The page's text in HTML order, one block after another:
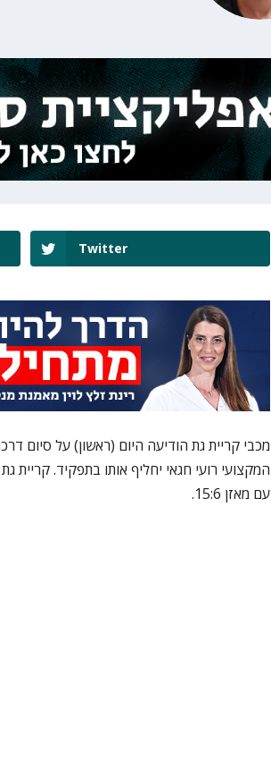
Twitter
מכבי קריית גת הודיעה היום (ראשון) על סיום
עם מאזן 15:6.